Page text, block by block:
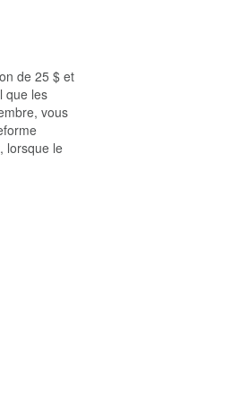
de 25 $ et
que les
vous
lorsque le